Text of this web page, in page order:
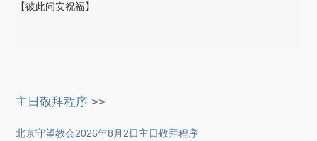
【彼此问安祝福】
主日敬拜程序 >>
北京守望教会2026年8月2日主日敬拜程序